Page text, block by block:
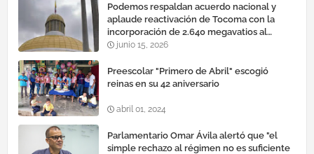
Podemos respaldan acuerdo nacional y
aplaude reactivación de Tocoma con la
incorporación de 2.640 megavatios al
sistema eléctrico nacional
junio 15, 2026
Preescolar "Primero de Abril" escogió
reinas en su 42 aniversario
abril 01, 2024
Parlamentario Omar Ávila alertó que "el
simple rechazo al régimen no es suficiente